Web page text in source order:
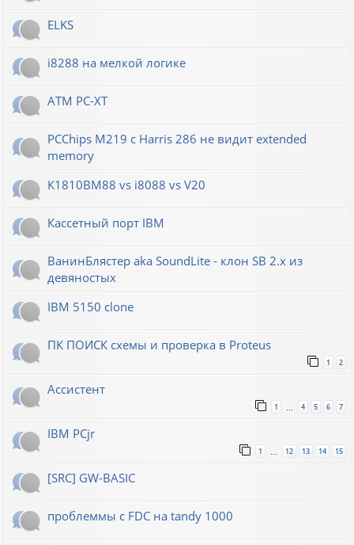
ELKS
i8288 на мелкой логике
ATM PC-XT
PCChips M219 с Harris 286 не видит extended
memory
К1810ВМ88 vs i8088 vs V20
Кассетный порт IBM
ВанинБлястер aka SoundLite - клон SB 2.x из
девяностых
IBM 5150 clone
ПК ПОИСК схемы и проверка в Proteus
1 2
Ассистент
1 … 4 5 6 7
IBM PCjr
1 … 12 13 14 15
[SRC] GW-BASIC
проблеммы с FDC на tandy 1000